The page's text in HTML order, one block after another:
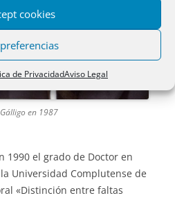
cookies
de PrivacidadAviso Legal
en 1987
1990 el grado de Doctor en
Universidad Complutense de
«Distinción entre faltas